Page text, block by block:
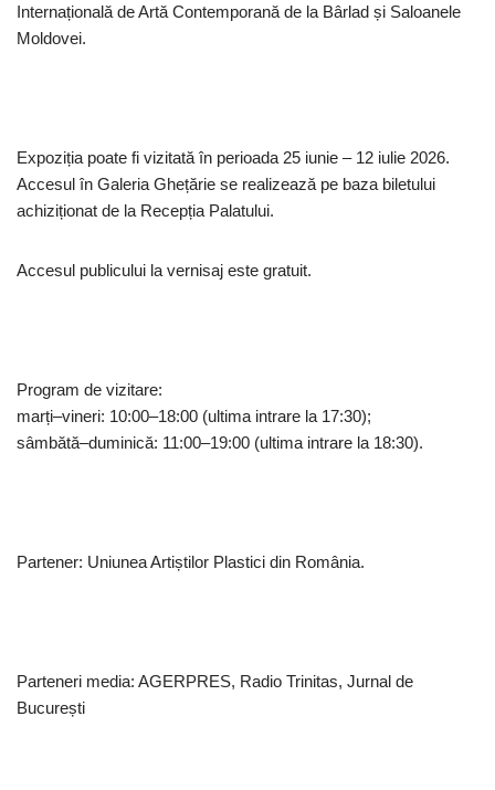
Internațională de Artă Contemporană de la Bârlad și Saloanele
Moldovei.
Expoziția poate fi vizitată în perioada 25 iunie – 12 iulie 2026.
Accesul în Galeria Ghețărie se realizează pe baza biletului
achiziționat de la Recepția Palatului.
Accesul publicului la vernisaj este gratuit.
Program de vizitare:
marți–vineri: 10:00–18:00 (ultima intrare la 17:30);
sâmbătă–duminică: 11:00–19:00 (ultima intrare la 18:30).
Partener: Uniunea Artiștilor Plastici din România.
Parteneri media: AGERPRES, Radio Trinitas, Jurnal de
București